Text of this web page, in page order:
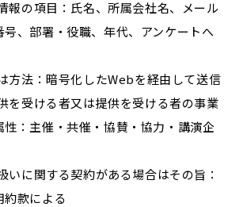
報の項目：氏名、所属会社名、メール
号、部署・役職、年代、アンケートへ
方法：暗号化したWebを経由して送信
を受ける者又は提供を受ける者の事業
：主催・共催・協賛・協力・講演企
いに関する契約がある場合はその旨：
約款による